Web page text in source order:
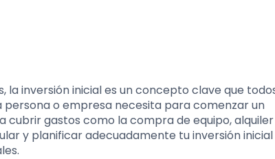
la inversión inicial es un concepto clave que
o empresa necesita para comenzar un
gastos como la compra de equipo,
y planificar adecuadamente tu inversión inicial